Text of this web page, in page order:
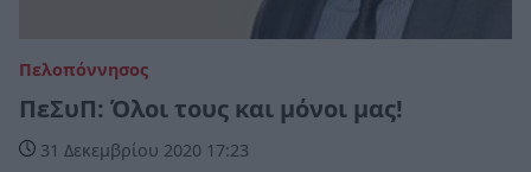
Πελοπόννησος
ΠεΣυΠ: Όλοι τους και μόνοι μας!
31 Δεκεμβρίου 2020 17:23